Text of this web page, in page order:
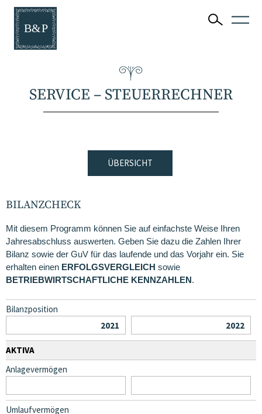
SERVICE – STEUERRECHNER
ÜBERSICHT
BILANZCHECK
Mit diesem Programm können Sie auf einfachste Weise Ihren
Jahresabschluss auswerten. Geben Sie dazu die Zahlen Ihrer
Bilanz sowie der GuV für das laufende und das Vorjahr ein. Sie
erhalten einen ERFOLGSVERGLEICH sowie
BETRIEBWIRTSCHAFTLICHE KENNZAHLEN.
Bilanzposition
AKTIVA
Anlagevermögen
Umlaufvermögen